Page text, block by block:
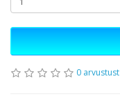
0 arvustust